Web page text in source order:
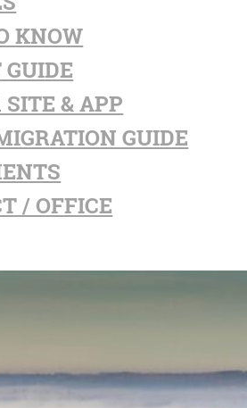
KNOW
GUIDE
SITE & APP
GUIDE
/ OFFICE